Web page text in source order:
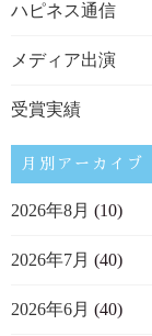
ハピネス通信
メディア出演
受賞実績
月別アーカイブ
2026年8月 (10)
2026年7月 (40)
2026年6月 (40)